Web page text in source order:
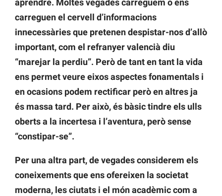
aprendre. Moltes vegades carreguem o ens
carreguen el cervell d’informacions
innecessàries que pretenen despistar-nos d’allò
important, com el refranyer valencià diu
“marejar la perdiu”. Però de tant en tant la vida
ens permet veure eixos aspectes fonamentals i
en ocasions podem rectificar però en altres ja
és massa tard. Per això, és bàsic tindre els ulls
oberts a la incertesa i l’aventura, però sense
“constipar-se”.
Per una altra part, de vegades considerem els
coneixements que ens ofereixen la societat
moderna, les ciutats i el món acadèmic com a